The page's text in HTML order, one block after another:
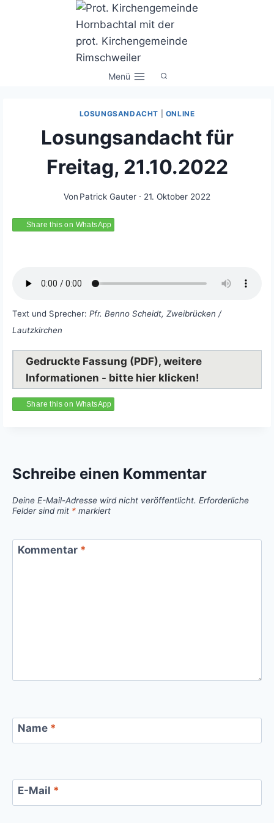
Menü
LOSUNGSANDACHT ONLINE
Losungsandacht für
Freitag, 21.10.2022
Von Patrick Gauter 21. Oktober 2022
Share this on WhatsApp
Text und Sprecher: Pfr. Benno Scheidt, Zweibrücken /
Lautzkirchen
Gedruckte Fassung (PDF), weitere
Informationen - bitte hier klicken!
Share this on WhatsApp
Schreibe einen Kommentar
Deine E-Mail-Adresse wird nicht veröffentlicht. Erforderliche
Felder sind mit * markiert
Kommentar *
Name *
E-Mail *